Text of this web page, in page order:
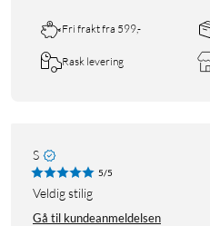
Fri frakt fra 599,-
Rask levering
S
5/5
Veldig stilig
Gå til kundeanmeldelsen